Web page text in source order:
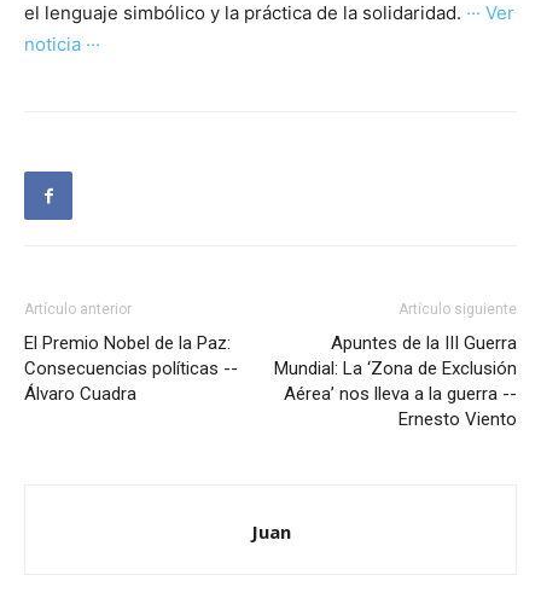
el lenguaje simbólico y la práctica de la solidaridad. ··· Ver
noticia ···
Artículo anterior
El Premio Nobel de la Paz:
Consecuencias políticas --
Álvaro Cuadra
Artículo siguiente
Apuntes de la III Guerra
Mundial: La ‘Zona de Exclusión
Aérea’ nos lleva a la guerra --
Ernesto Viento
Juan